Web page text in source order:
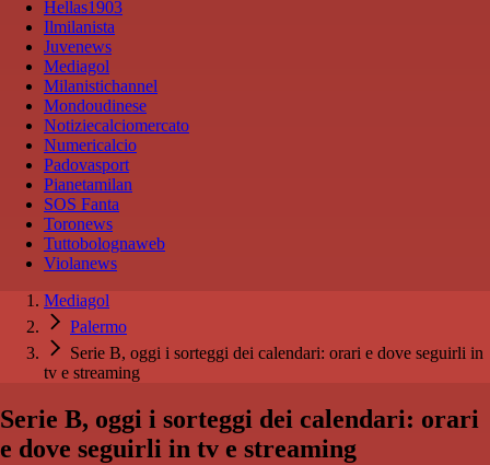
Hellas1903
Ilmilanista
Juvenews
Mediagol
Milanistichannel
Mondoudinese
Notiziecalciomercato
Numericalcio
Padovasport
Pianetamilan
SOS Fanta
Toronews
Tuttobolognaweb
Violanews
Mediagol
Palermo
Serie B, oggi i sorteggi dei calendari: orari e dove seguirli in
tv e streaming
Serie B, oggi i sorteggi dei calendari: orari
e dove seguirli in tv e streaming